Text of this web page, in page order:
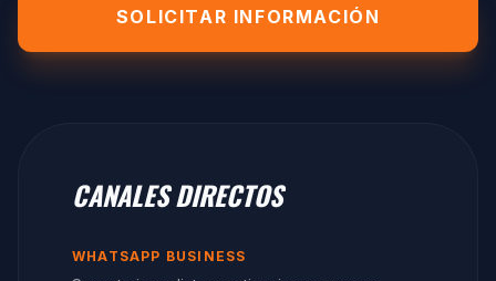
SOLICITAR INFORMACIÓN
CANALESDIRECTOS
WHATSAPP BUSINESS